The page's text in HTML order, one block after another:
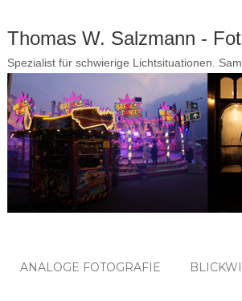
Thomas W. Salzmann -
Spezialist für schwierige Lichtsituationen.
ANALOGE FOTOGRAFIE